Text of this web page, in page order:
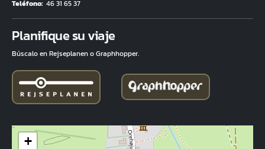
Teléfono 46 31 65 37
Planifique su viaje
Búscalo en Rejseplanen o Graphhopper.
+